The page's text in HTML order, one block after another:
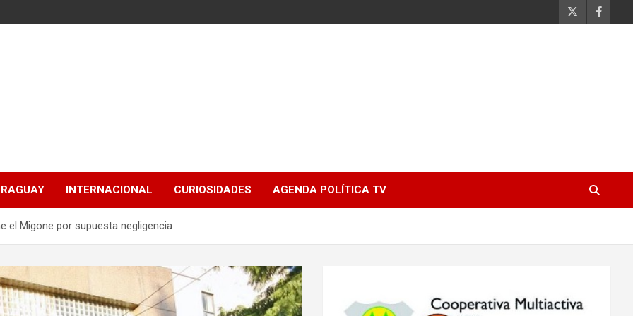
INTERNACIONAL CURIOSIDADES AGENDA POLÍTICA TV
el Migone por supuesta negligencia